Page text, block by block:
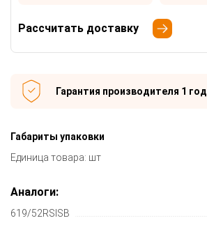
Рассчитать доставку
Гарантия производителя 1 год
Габариты упаковки
Единица товара: шт
Аналоги:
619/52RSISB